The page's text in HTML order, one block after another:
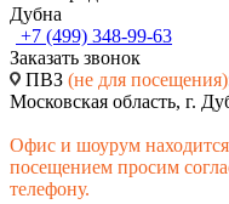
Дубна
+7 (499) 348-99-63
Заказать звонок
ПВЗ (не для посещения)
Московская область, г.
Офис и шоурум
посещением просим
телефону.